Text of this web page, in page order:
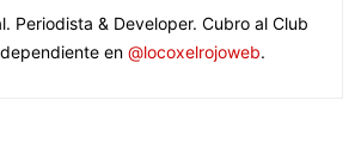
Periodista & Developer. Cubro al Club
en @locoxelrojoweb.